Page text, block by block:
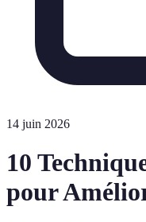
14 juin 2026
10
pour